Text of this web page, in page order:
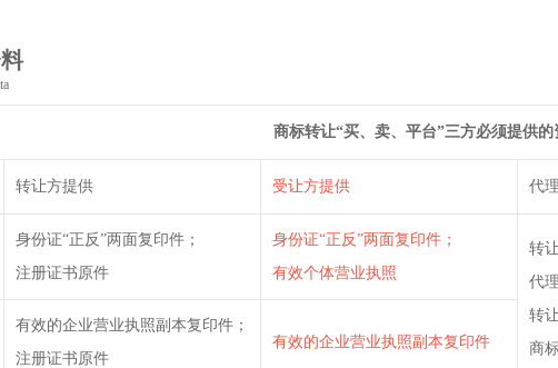
商标转让“买、卖、平台”三方必须提供的
转让方提供 受让方提供 代
身份证“正反”两面复印件；
注册证书原件
身份证“正反”两面复印件；
有效个体营业执照
转
代
转
商
有效的企业营业执照副本复印件；
注册证书原件
有效的企业营业执照副本复印件